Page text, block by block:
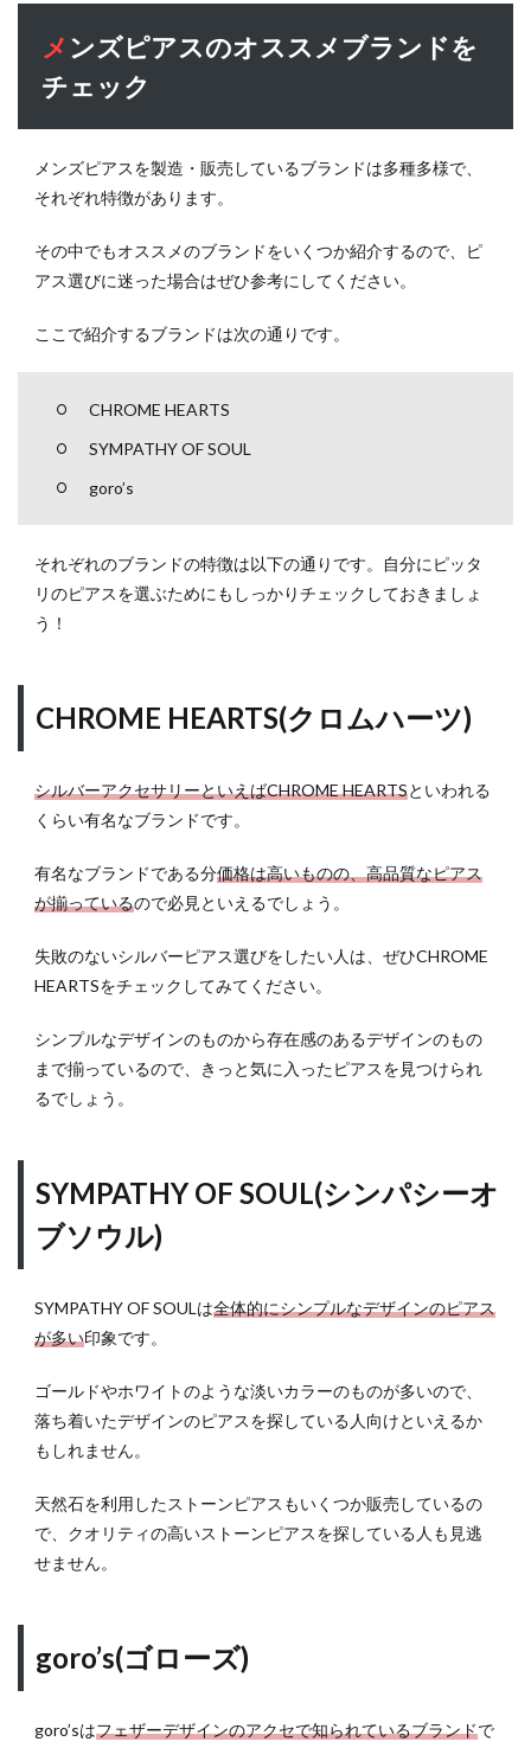
メンズピアスのオススメブランドを
チェック
メンズピアスを製造・販売しているブランドは多種多様で、
それぞれ特徴があります。
その中でもオススメのブランドをいくつか紹介するので、ピ
アス選びに迷った場合はぜひ参考にしてください。
ここで紹介するブランドは次の通りです。
CHROME HEARTS
SYMPATHY OF SOUL
goro’s
それぞれのブランドの特徴は以下の通りです。自分にピッタ
リのピアスを選ぶためにもしっかりチェックしておきましょ
う！
CHROME HEARTS(クロムハーツ)
シルバーアクセサリーといえばCHROME HEARTSといわれる
くらい有名なブランドです。
有名なブランドである分価格は高いものの、高品質なピアス
が揃っているので必見といえるでしょう。
失敗のないシルバーピアス選びをしたい人は、ぜひCHROME
HEARTSをチェックしてみてください。
シンプルなデザインのものから存在感のあるデザインのもの
まで揃っているので、きっと気に入ったピアスを見つけられ
るでしょう。
SYMPATHY OF SOUL(シンパシーオ
ブソウル)
SYMPATHY OF SOULは全体的にシンプルなデザインのピアス
が多い印象です。
ゴールドやホワイトのような淡いカラーのものが多いので、
落ち着いたデザインのピアスを探している人向けといえるか
もしれません。
天然石を利用したストーンピアスもいくつか販売しているの
で、クオリティの高いストーンピアスを探している人も見逃
せません。
goro’s(ゴローズ)
goro’sはフェザーデザインのアクセで知られているブランドで